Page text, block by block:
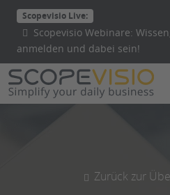
Direkt
zum
Inhalt
wechseln
Scopevisio Live:
Scopevisio Webinare:
anmelden und dabei sein!
Zurück zur